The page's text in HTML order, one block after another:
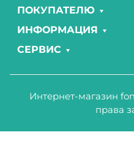
ПОКУПАТЕЛЮ
ИНФОРМАЦИЯ
СЕРВИС
Интернет-магазин
права